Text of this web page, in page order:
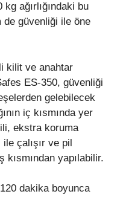
ağırlığındaki bu
de güvenliği ile öne
kilit ve anahtar
ES-350, güvenliği
gelebilecek
iç kısmında yer
ekstra koruma
çalışır ve pil
kısmından yapılabilir.
dakika boyunca